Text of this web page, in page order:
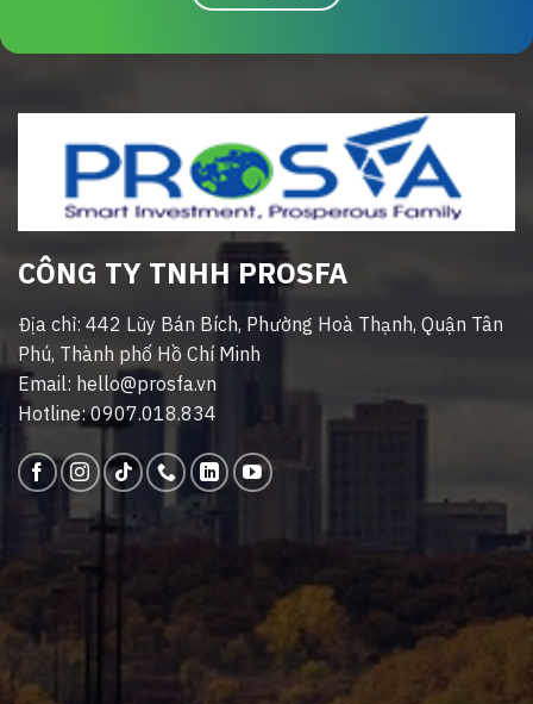
CÔNG TY TNHH PROSFA
Địa chỉ: 442 Lũy Bán Bích, Phường Hoà Thạnh, Quận Tân
Phú, Thành phố Hồ Chí Minh
Email: hello@prosfa.vn
Hotline: 0907.018.834